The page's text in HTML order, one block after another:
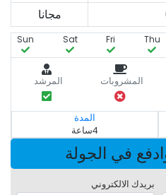
مجانا
Thu
Fri
Sat
Sun
المشروبات المرشد
المدة
4ساعة
في الجولة
بريدك الالكتروني